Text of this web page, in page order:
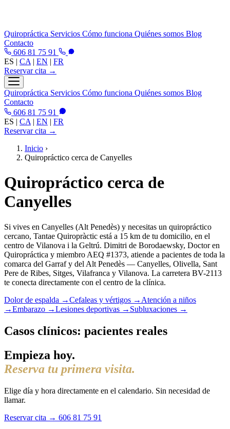
Quiropráctica Servicios Cómo funciona Quiénes somos Blog
Contacto
606 81 75 91
ES | CA | EN | FR
Reservar cita →
Quiropráctica Servicios Cómo funciona Quiénes somos Blog
Contacto
606 81 75 91
ES | CA | EN | FR
Reservar cita →
Inicio ›
Quiropráctico cerca de Canyelles
Quiropráctico cerca de
Canyelles
Si vives en Canyelles (Alt Penedès) y necesitas un quiropráctico
cercano, Tantae Quiropràctic está a 15 km de tu domicilio, en el
centro de Vilanova i la Geltrú. Dimitri de Borodaewsky, Doctor en
Quiropráctica y miembro AEQ #1373, atiende a pacientes de toda la
comarca del Garraf y del Alt Penedès — Canyelles, Olivella, Sant
Pere de Ribes, Sitges, Vilafranca y Vilanova. La carretera BV-2113
te conecta directamente con el centro de la clínica.
Dolor de espalda →Cefaleas y vértigos → Atención a niños
→Embarazo →Lesiones deportivas → Subluxaciones →
Casos clínicos: pacientes reales
Empieza hoy.
Reserva tu primera visita.
Elige día y hora directamente en el calendario. Sin necesidad de
llamar.
Reservar cita → 606 81 75 91